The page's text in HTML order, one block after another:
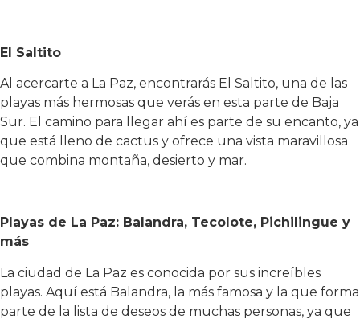
El Saltito
Al acercarte a La Paz, encontrarás El Saltito, una de las
playas más hermosas que verás en esta parte de Baja
Sur. El camino para llegar ahí es parte de su encanto, ya
que está lleno de cactus y ofrece una vista maravillosa
que combina montaña, desierto y mar.
Playas de La Paz: Balandra, Tecolote, Pichilingue y
más
La ciudad de La Paz es conocida por sus increíbles
playas. Aquí está Balandra, la más famosa y la que forma
parte de la lista de deseos de muchas personas, ya que